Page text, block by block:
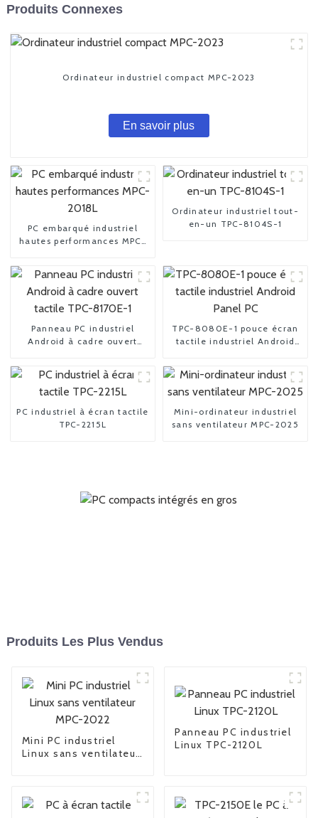
Produits Connexes
Ordinateur industriel compact MPC-2023
En savoir plus
PC embarqué industriel
hautes performances MPC-
Ordinateur industriel tout-
en-un TPC-8104S-1
Panneau PC industriel
Android à cadre ouvert
TPC-8080E-1 pouce écran
tactile industriel Android
PC industriel à écran tactile
TPC-2215L
Mini-ordinateur industriel
sans ventilateur MPC-2025
Produits Les Plus Vendus
Mini PC industriel
Linux sans ventilateur
Panneau PC industriel
Linux TPC-2120L